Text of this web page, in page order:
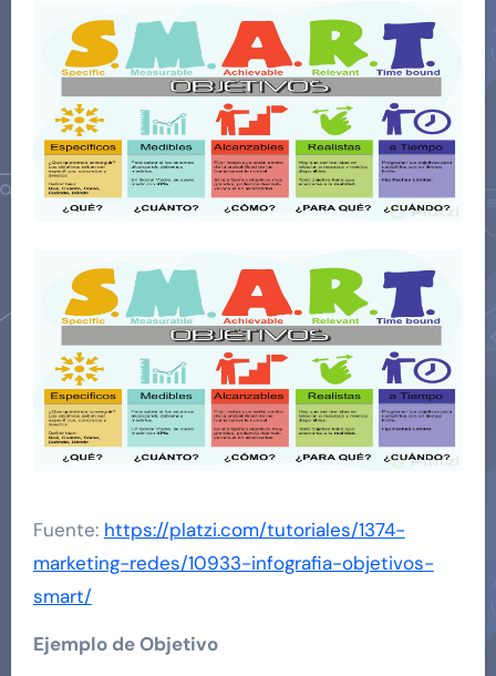
Fuente: https://platzi.com/tutoriales/1374-
marketing-redes/10933-infografia-objetivos-
smart/
Ejemplo de Objetivo